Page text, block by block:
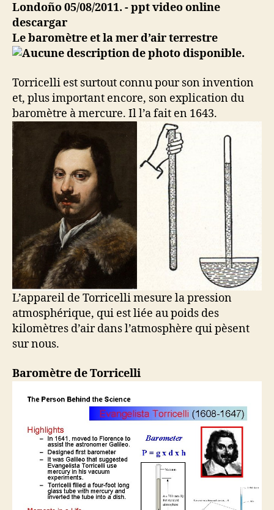
Le baromètre et la mer d’air terrestre
Torricelli est surtout connu pour son invention
et, plus important encore, son explication du
baromètre à mercure. Il l’a fait en 1643.
L’appareil de Torricelli mesure la pression
atmosphérique, qui est liée au poids des
kilomètres d’air dans l’atmosphère qui pèsent
sur nous.
Baromètre de Torricelli